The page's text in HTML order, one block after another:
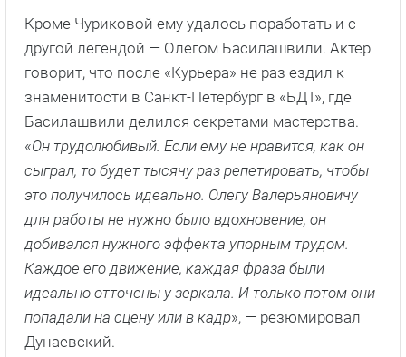
Кроме Чуриковой ему удалось поработать и с
другой легендой — Олегом Басилашвили. Актер
говорит, что после «Курьера» не раз ездил к
знаменитости в Санкт-Петербург в «БДТ», где
Басилашвили делился секретами мастерства.
«Он трудолюбивый. Если ему не нравится, как он
сыграл, то будет тысячу раз репетировать, чтобы
это получилось идеально. Олегу Валерьяновичу
для работы не нужно было вдохновение, он
добивался нужного эффекта упорным трудом.
Каждое его движение, каждая фраза были
идеально отточены у зеркала. И только потом они
попадали на сцену или в кадр», — резюмировал
Дунаевский.